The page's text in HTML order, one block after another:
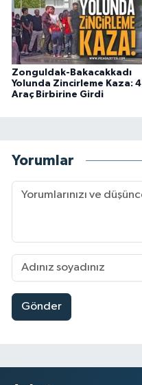
Zonguldak-Bakacakkadı
Yolunda Zincirleme Kaza: 4
Araç Birbirine Girdi
Yorumlar
Gönder